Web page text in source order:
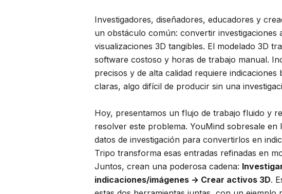
Investigadores, diseñadores, educadores y
un obstáculo común: convertir
visualizaciones 3D tangibles. El modelado 3D
software costoso y horas de trabajo manual.
precisos y de alta calidad requiere
claras, algo difícil de producir sin una
Hoy, presentamos un flujo de trabajo fluido y
resolver este problema. YouMind sobresale
datos de investigación para convertirlos en
Tripo transforma esas entradas refinadas en
Juntos, crean una poderosa cadena:
indicaciones/imágenes → Crear activos 3D.